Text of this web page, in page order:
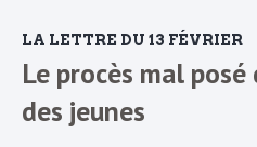
LA LETTRE DU 13 FÉVRIER
Le procès mal
des jeunes